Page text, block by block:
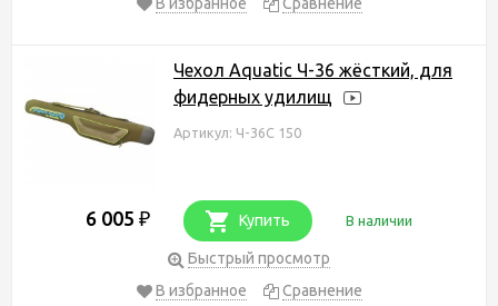
Чехол Aquatic Ч-36 жёсткий, для
фидерных удилищ
Артикул: Ч-36С 150
6 005 ₽ Купить В наличии
Быстрый просмотр
В избранное
Сравнение